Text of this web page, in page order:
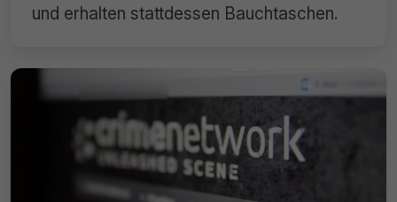
und erhalten stattdessen Bauchtaschen.